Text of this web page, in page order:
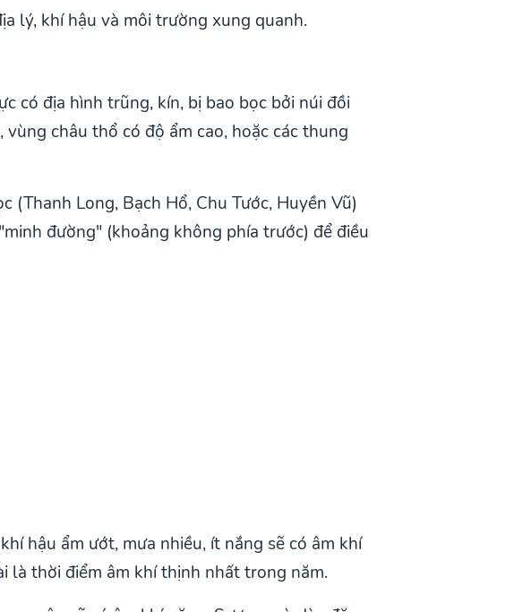
lý, khí hậu và môi trường xung quanh.
có địa hình trũng, kín, bị bao bọc bởi núi đồi
châu thổ có độ ẩm cao, hoặc các thung
Long, Bạch Hổ, Chu Tước, Huyền Vũ)
đường" (khoảng không phía trước) để điều
hậu ẩm ướt, mưa nhiều, ít nắng sẽ có âm khí
là thời điểm âm khí thịnh nhất trong năm.